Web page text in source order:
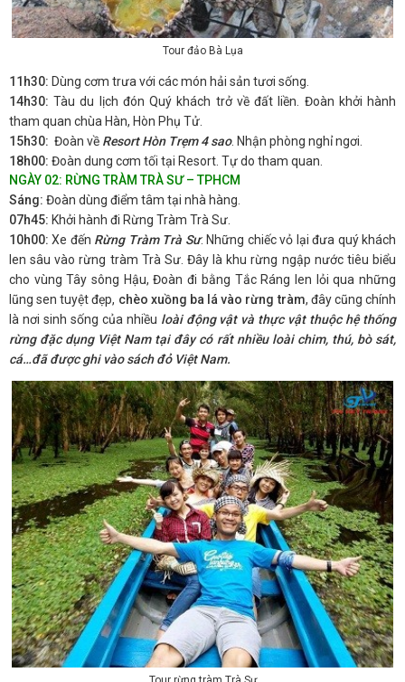
Tour đảo Bà Lụa
11h30: Dùng cơm trưa với các món hải sản tươi sống.
14h30: Tàu du lịch đón Quý khách trở về đất liền. Đoàn khởi hành
tham quan chùa Hàn, Hòn Phụ Tử.
15h30: Đoàn về Resort Hòn Trẹm 4 sao. Nhận phòng nghỉ ngơi.
18h00: Đoàn dung cơm tối tại Resort. Tự do tham quan.
NGÀY 02: RỪNG TRÀM TRÀ SƯ – TPHCM
Sáng: Đoàn dùng điểm tâm tại nhà hàng.
07h45: Khởi hành đi Rừng Tràm Trà Sư.
10h00:Xe đến Rừng Tràm Trà Sư. Những chiếc vỏ lại đưa quý khách
len sâu vào rừng tràm Trà Sư. Đây là khu rừng ngập nước tiêu biểu
cho vùng Tây sông Hậu, Đoàn đi bằng Tắc Ráng len lỏi qua những
lũng sen tuyệt đẹp, chèo xuồng ba lá vào rừng tràm, đây cũng chính
là nơi sinh sống của nhiều loài động vật và thực vật thuộc hệ thống
rừng đặc dụng Việt Nam tại đây có rất nhiều loài chim, thú, bò sát,
cá…đã được ghi vào sách đỏ Việt Nam.